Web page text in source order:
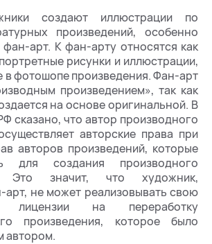
создают иллюстрации по
произведений, особенно
арт. К фан-арту относятся как
рисунки и иллюстрации,
в фотошопе произведения. Фан-арт
произведением», так как
на основе оригинальной. В
сказано, что автор производного
авторские права при
авторов произведений, которые
для создания производного
Это значит, что художник,
не может реализовывать свою
на переработку
произведения, которое было
автором.